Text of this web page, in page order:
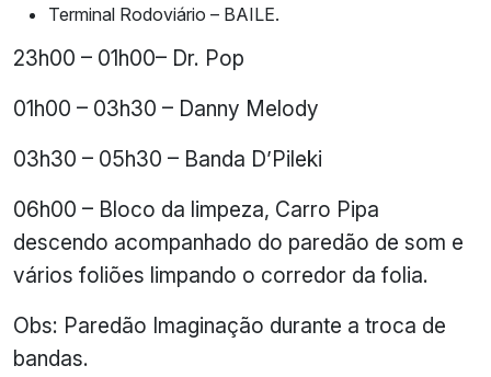
Terminal Rodoviário – BAILE.
23h00 – 01h00– Dr. Pop
01h00 – 03h30 – Danny Melody
03h30 – 05h30 – Banda D’Pileki
06h00 – Bloco da limpeza, Carro Pipa
descendo acompanhado do paredão de som e
vários foliões limpando o corredor da folia.
Obs: Paredão Imaginação durante a troca de
bandas.